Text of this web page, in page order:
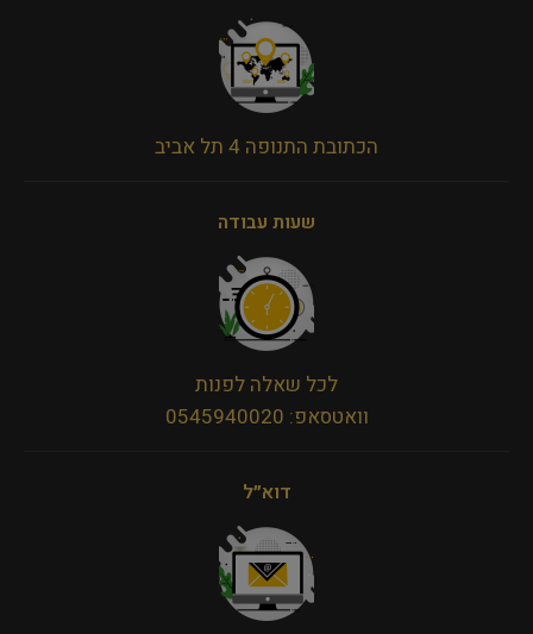
הכתובת התנופה 4 תל אביב
שעות עבודה
לכל שאלה לפנות
וואטסאפ: 0545940020
דוא״ל